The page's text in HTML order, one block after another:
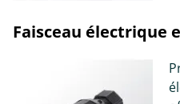
Faisceau électrique